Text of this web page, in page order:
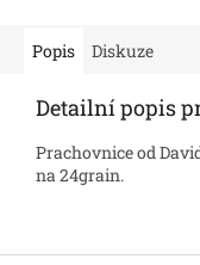
Popis Diskuze
Detailní popis
Prachovnice od
na 24grain.